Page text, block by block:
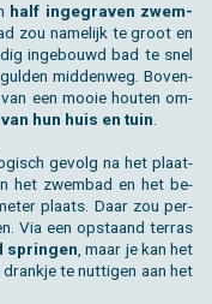
half in­ge­gra­ven zwem­
zou na­me­lijk te groot en
in­ge­bouwd bad te snel
mid­den­weg. Bo­ven­
een mooie hou­ten om­
hun huis en tuin.
ge­volg na het plaat­
het zwem­bad en het be­
plaats. Daar zou per­
Via een op­staand ter­ras
sprin­gen, maar je kan het
te nut­ti­gen aan het